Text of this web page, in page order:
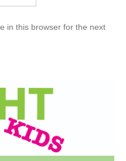
in this browser for the next